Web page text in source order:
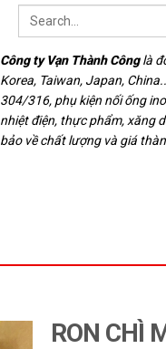
Công ty Vạn Thành Cônglà
Korea, Taiwan, Japan,
304/316, phụ kiện nối ống
nhiệt điện, thực phẩm, xăng
bảo về chất lượng và giá
RON CHÌ